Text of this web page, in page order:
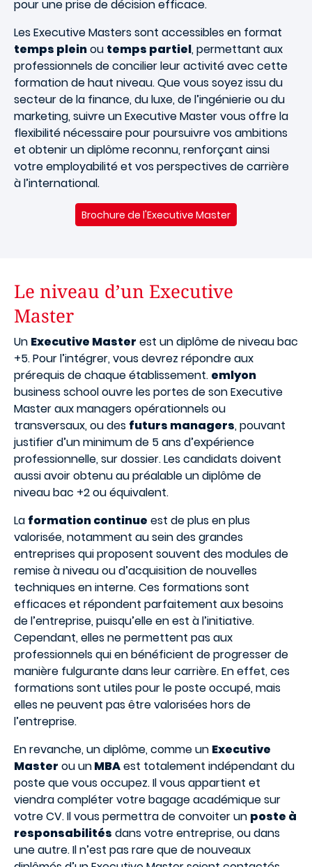
pour une prise de décision efficace.
Les Executive Masters sont accessibles en format
temps pleinou temps partiel, permettant aux
professionnels de concilier leur activité avec cette
formation de haut niveau. Que vous soyez issu du
secteur de la finance, du luxe, de l’ingénierie ou du
marketing, suivre un Executive Master vous offre la
flexibilité nécessaire pour poursuivre vos ambitions
et obtenir un diplôme reconnu, renforçant ainsi
votre employabilité et vos perspectives de carrière
à l’international.
Brochure de l'Executive Master
Le niveau d’un Executive
Master
Un Executive Master est un diplôme de niveau bac
+5. Pour l’intégrer, vous devrez répondre aux
prérequis de chaque établissement. emlyon
business school ouvre les portes de son Executive
Master aux managers opérationnels ou
transversaux, ou des futurs managers, pouvant
justifier d’un minimum de 5 ans d’expérience
professionnelle, sur dossier. Les candidats doivent
aussi avoir obtenu au préalable un diplôme de
niveau bac +2 ou équivalent.
La formation continue est de plus en plus
valorisée, notamment au sein des grandes
entreprises qui proposent souvent des modules de
remise à niveau ou d’acquisition de nouvelles
techniques en interne. Ces formations sont
efficaces et répondent parfaitement aux besoins
de l’entreprise, puisqu’elle en est à l’initiative.
Cependant, elles ne permettent pas aux
professionnels qui en bénéficient de progresser de
manière fulgurante dans leur carrière. En effet, ces
formations sont utiles pour le poste occupé, mais
elles ne peuvent pas être valorisées hors de
l’entreprise.
En revanche, un diplôme, comme un Executive
Master ou unMBAest totalement indépendant du
poste que vous occupez. Il vous appartient et
viendra compléter votre bagage académique sur
votre CV. Il vous permettra de convoiter un poste à
responsabilités dans votre entreprise, ou dans
une autre. Il n’est pas rare que de nouveaux